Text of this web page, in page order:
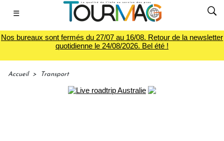
☰
Nos bureaux sont fermés du 27/07 au 16/08. Retour de la newsletter
quotidienne le 24/08/2026. Bel été !
Accueil > Transport